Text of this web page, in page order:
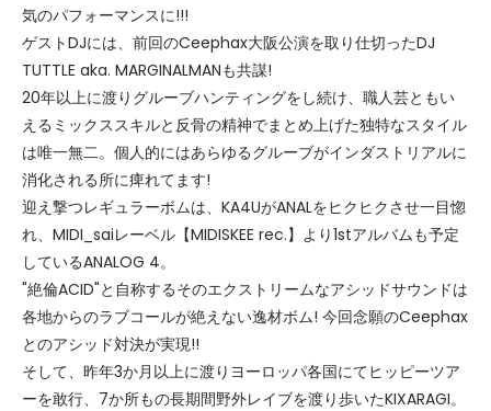
気のパフォーマンスに!!!
ゲストDJには、前回のCeephax大阪公演を取り仕切ったDJ
TUTTLE aka. MARGINALMANも共謀!
20年以上に渡りグルーブハンティングをし続け、職人芸ともい
えるミックススキルと反骨の精神でまとめ上げた独特なスタイル
は唯一無二。個人的にはあらゆるグルーブがインダストリアルに
消化される所に痺れてます!
迎え撃つレギュラーボムは、KA4UがANALをヒクヒクさせ一目惚
れ、MIDI_saiレーベル【MIDISKEE rec.】より1stアルバムも予定
しているANALOG 4。
"絶倫ACID"と自称するそのエクストリームなアシッドサウンドは
各地からのラブコールが絶えない逸材ボム! 今回念願のCeephax
とのアシッド対決が実現!!
そして、昨年3か月以上に渡りヨーロッパ各国にてヒッピーツア
ーを敢行、7か所もの長期間野外レイブを渡り歩いたKIXARAGI。